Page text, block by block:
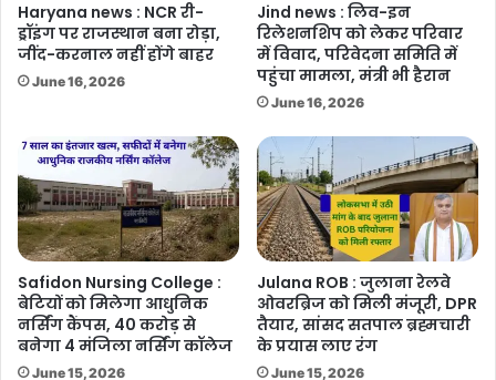
Haryana news : NCR री-
ड्रॉइंग पर राजस्थान बना रोड़ा,
जींद-करनाल नहीं होंगे बाहर
June 16, 2026
Jind news : लिव-इन
रिलेशनशिप को लेकर परिवार
में विवाद, परिवेदना समिति में
पहुंचा मामला, मंत्री भी हैरान
June 16, 2026
Safidon Nursing College :
बेटियों को मिलेगा आधुनिक
नर्सिंग कैंपस, 40 करोड़ से
बनेगा 4 मंजिला नर्सिंग कॉलेज
June 15, 2026
Julana ROB : जुलाना रेलवे
ओवरब्रिज को मिली मंजूरी, DPR
तैयार, सांसद सतपाल ब्रह्मचारी
के प्रयास लाए रंग
June 15, 2026